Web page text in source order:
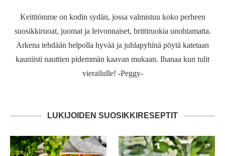
Keittiömme on kodin sydän, jossa valmistuu koko perheen
suosikkiruoat, juomat ja leivonnaiset, brittiruokia unohtamatta.
Arkena tehdään helpolla hyvää ja juhlapyhinä pöytä katetaan
kauniisti nauttien pidemmän kaavan mukaan. Ihanaa kun tulit
vierailulle! -Peggy-
LUKIJOIDEN SUOSIKKIRESEPTIT